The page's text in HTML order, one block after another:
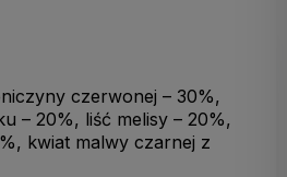
czerwonej – 30%,
– 20%, liść melisy – 20%,
kwiat malwy czarnej z